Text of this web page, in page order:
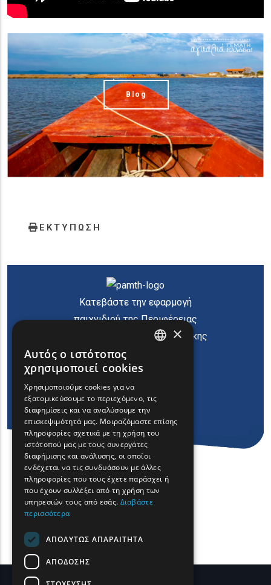
(image)
Blog
ΕΚΤΥΠΩΣΗ
Κατεβάστε την εφαρμογή
παιχνιδιού της Περιφέρειας
Ανατολικής Μακεδονίας Θράκης
FRENCH
BULGARIAN
ROMANIAN
TURKISH
×
Αυτός ο ιστότοπος
χρησιμοποιεί cookies
Χρησιμοποιούμε cookies για να
εξατομικεύσουμε το περιεχόμενο, τις
διαφημίσεις και να αναλύσουμε την
επισκεψιμότητά μας. Μοιραζόμαστε επίσης
πληροφορίες σχετικά με τη χρήση του
ιστότοπού μας με τους συνεργάτες
διαφήμισης και ανάλυσης, οι οποίοι
ενδέχεται να τις συνδυάσουν με άλλες
πληροφορίες που τους έχετε παράσχει ή
που έχουν συλλέξει από τη χρήση των
υπηρεσιών τους από εσάς. Διαβάστε
περισσότερα
ΑΠΟΛΎΤΩΣ ΑΠΑΡΑΊΤΗΤΑ
ΑΠΌΔΟΣΗΣ